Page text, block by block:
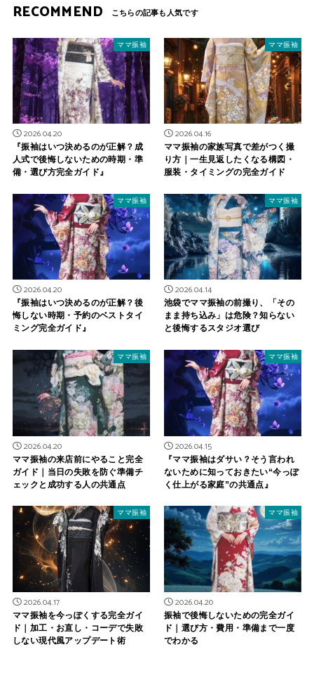
RECOMMEND
ママ振袖
2026.04.20
『振袖はいつ決めるのが正解？成
人式で後悔しないための時期・準
備・選び方完全ガイド』
ママ振袖
2026.04.16
ママ振袖の家族写真で差がつく撮
り方｜一生見返したくなる構図・
服装・タイミングの完全ガイド
ママ振袖
2026.04.20
『振袖はいつ決めるのが正解？後
悔しない時期・予約のベストタイ
ミング完全ガイド』
ママ振袖
2026.04.14
池袋でママ振袖の前撮り、「その
まま持ち込み」は危険？知らない
と後悔するスタジオ選び
ママ振袖
2026.04.20
ママ振袖の来店前にやること完全
ガイド｜当日の失敗を防ぐ準備チ
ェックと成功する人の共通点
ママ振袖
2026.04.15
『ママ振袖はダサい？そう言われ
ないために知っておきたい“今っぽ
く仕上がる家庭”の共通点』
ママ振袖
2026.04.17
ママ振袖を今っぽくする完全ガイ
ド｜加工・お直し・コーデで失敗
しない現代風アップデート術
ママ振袖
2026.04.20
振袖で後悔しないための完全ガイ
ド｜選び方・費用・準備まで一度
でわかる